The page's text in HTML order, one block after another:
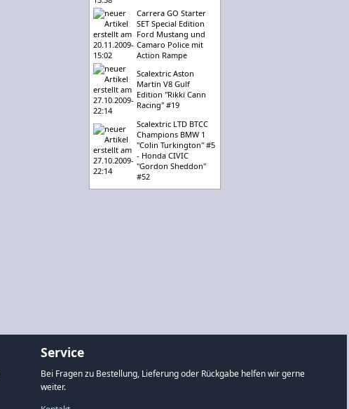
Carrera GO Starter
SET Special Edition
Ford Mustang und
Camaro Police mit
Action Rampe
Scalextric Aston
Martin V8 Gulf
Edition "Rikki Cann
Racing" #19
Scalextric LTD BTCC
Champions BMW 1
"Colin Turkington" #5
- Honda CIVIC
"Gordon Sheddon"
#52
Service
Bei Fragen zu Bestellung, Lieferung oder Rückgabe helfen wir gerne
weiter.